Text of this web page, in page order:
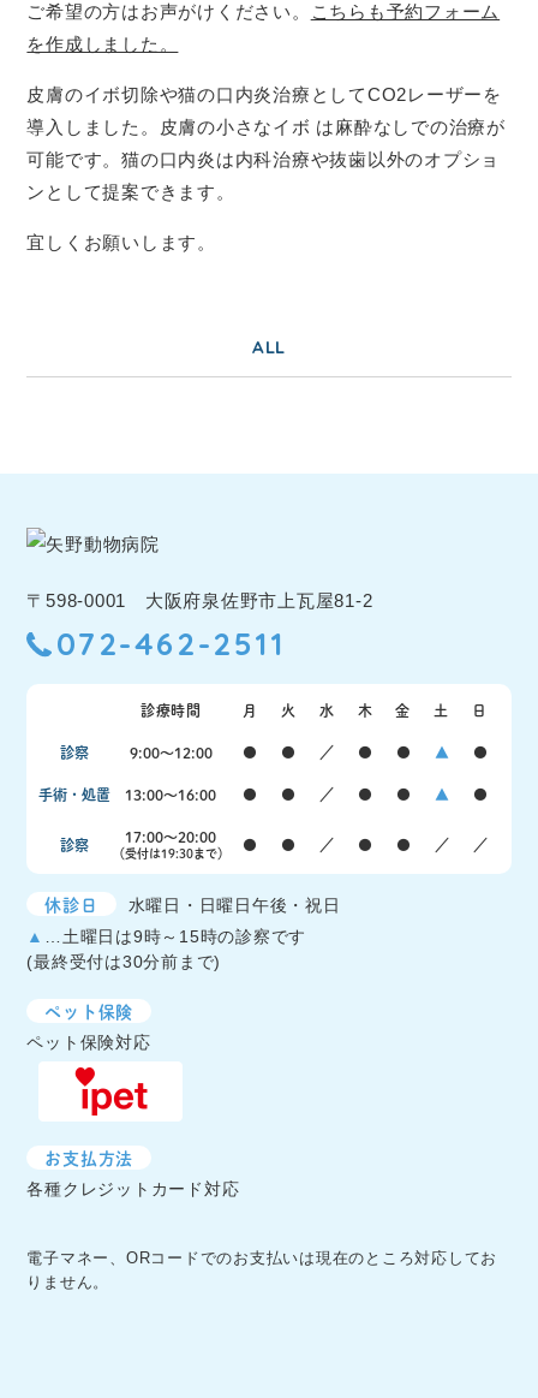
ご希望の方はお声がけください。
こちらも予約フォーム
を作成しました。
皮膚のイボ切除や猫の口内炎治療としてCO2レーザーを
導入しました。皮膚の小さなイボ は麻酔なしでの治療が
可能です。猫の口内炎は内科治療や抜歯以外のオプショ
ンとして提案できます。
宜しくお願いします。
ALL
〒598-0001 大阪府泉佐野市上瓦屋81-2
072-462-2511
診療時間 月 火 水 木 金 土 日
診察 9:00〜12:00 ● ● ／ ● ● ▲ ●
手術・処置 13:00〜16:00 ● ● ／ ● ● ▲ ●
診察 17:00〜20:00
（受付は19:30まで） ● ● ／ ● ● ／ ／
休診日
水曜日・日曜日午後・祝日
▲
…土曜日は9時～15時の診察です
(最終受付は30分前まで)
ペット保険
ペット保険対応
お支払方法
各種クレジットカード対応
電子マネー、ORコードでのお支払いは現在のところ対応してお
りません。